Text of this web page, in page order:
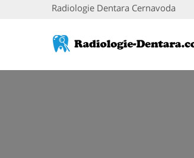
Radiologie Dentara Cernavoda